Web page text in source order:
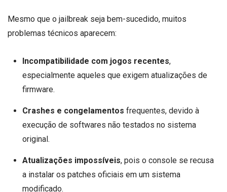
Mesmo que o jailbreak seja bem-sucedido, muitos
problemas técnicos aparecem:
Incompatibilidade com jogos recentes,
especialmente aqueles que exigem atualizações de
firmware.
Crashes e congelamentos frequentes, devido à
execução de softwares não testados no sistema
original.
Atualizações impossíveis, pois o console se recusa
a instalar os patches oficiais em um sistema
modificado.